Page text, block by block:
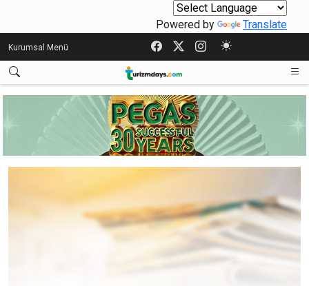
Powered by Translate
Kurumsal Menü